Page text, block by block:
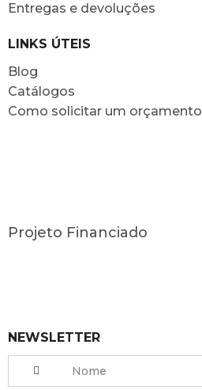
Entregas e devoluções
LINKS ÚTEIS
Blog
Catálogos
Como solicitar um orçamento
Projeto Financiado
NEWSLETTER